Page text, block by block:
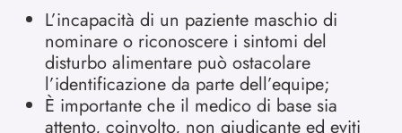
L’incapacità di un paziente maschio di
nominare o riconoscere i sintomi del
disturbo alimentare può ostacolare
l’identificazione da parte dell’equipe;
È importante che il medico di base sia
attento, coinvolto, non giudicante ed eviti